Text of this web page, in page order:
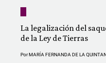
La legalización del
de la Ley de Tierras
PorMARÍA FERNANDA DE LA